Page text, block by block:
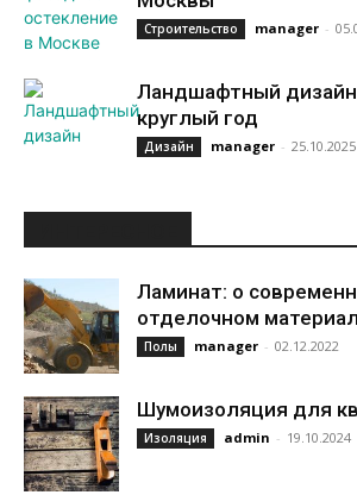
Строительство manager -
Ландшафтный
круглый год
Дизайн manager - 25.10.2025
Ламинат: о
отделочном
Полы manager - 02.12.2022
Шумоизоляция для
Изоляция admin - 19.10.2024